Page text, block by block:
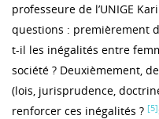
professeure de l’UNIGE
questions : premièrement
t-il les inégalités entre
société ? Deuxièmement,
(lois, jurisprudence,
renforcer ces inégalités ? [5]